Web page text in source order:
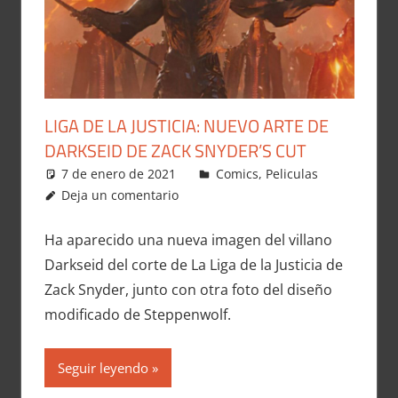
LIGA DE LA JUSTICIA: NUEVO ARTE DE
DARKSEID DE ZACK SNYDER’S CUT
7 de enero de 2021 Carlitox Banana
Comics, Peliculas
Deja un comentario
Ha aparecido una nueva imagen del villano
Darkseid del corte de La Liga de la Justicia de
Zack Snyder, junto con otra foto del diseño
modificado de Steppenwolf.
Seguir leyendo